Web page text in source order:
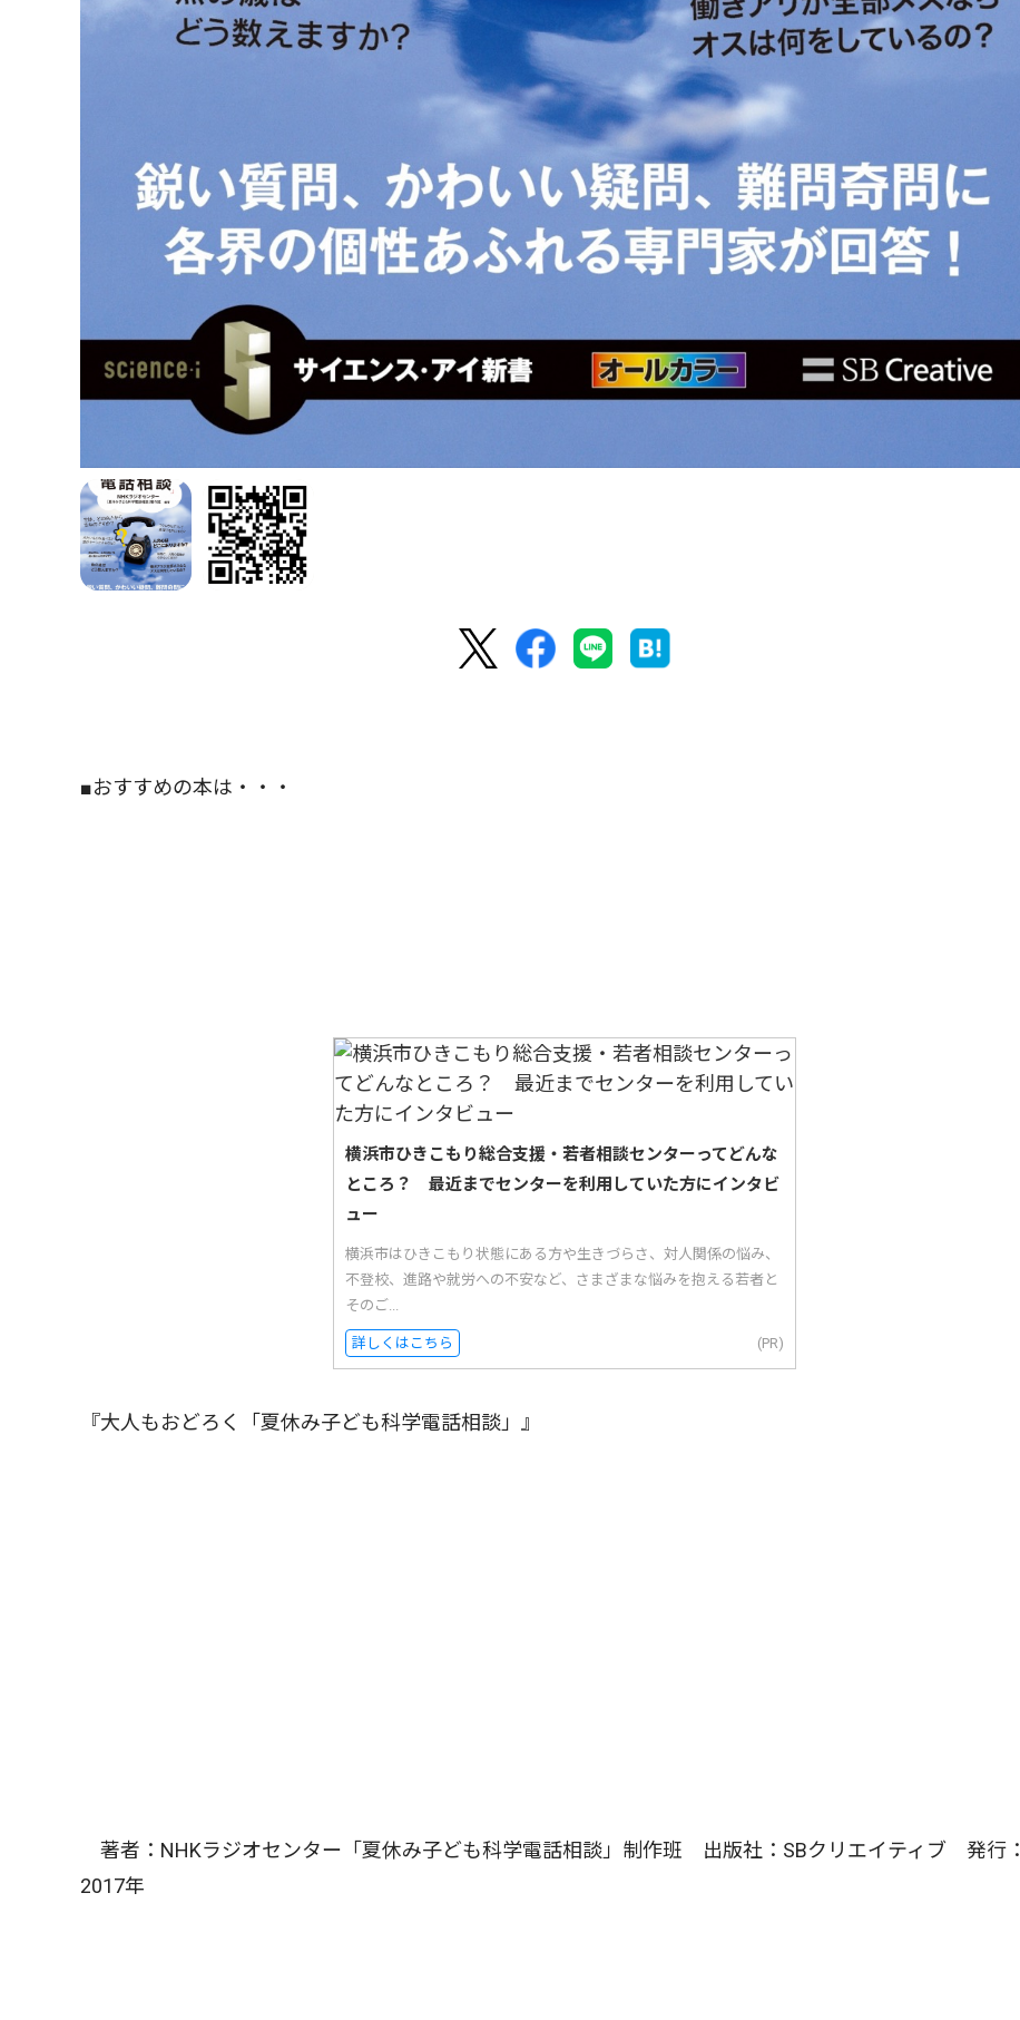
■おすすめの本は・・・
横浜市ひきこもり総合支援・若者相談センターってどんな
ところ？ 最近までセンターを利用していた方にインタビ
ュー
横浜市はひきこもり状態にある方や生きづらさ、対人関係の悩み、
不登校、進路や就労への不安など、さまざまな悩みを抱える若者と
そのご...
詳しくはこちら (PR)
『大人もおどろく「夏休み子ども科学電話相談」』
著者：NHKラジオセンター「夏休み子ども科学電話相談」制作班 出版社：SBクリエイティブ 発行：
2017年